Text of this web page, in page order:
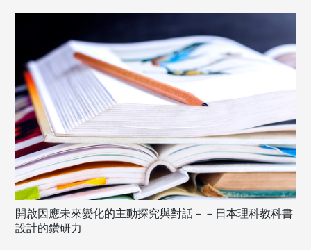
開啟因應未來變化的主動探究與對話－－日本理科教科書
設計的鑽研力